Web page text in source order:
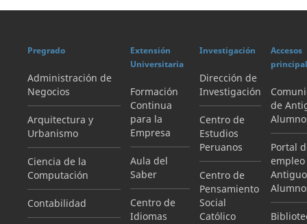
Pregrado
Administración de
Negocios
Arquitectura y
Urbanismo
Ciencia de la
Computación
Contabilidad
Extensión
Universitaria
Formación
Continua
para la
Empresa
Aula del
Saber
Centro de
Idiomas
Investigación
Dirección de
Investigación
Centro de
Estudios
Peruanos
Centro de
Pensamiento
Social
Católico
Accesos
de
Portal
empleo